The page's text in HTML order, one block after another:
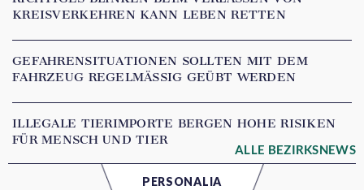
KREISVERKEHREN KANN LEBEN RETTEN
GEFAHRENSITUATIONEN SOLLTEN MIT DEM
FAHRZEUG REGELMÄSSIG GEÜBT WERDEN
ILLEGALE TIERIMPORTE BERGEN HOHE RISIKEN
FÜR MENSCH UND TIER
ALLE BEZIRKSNEWS
PERSONALIA